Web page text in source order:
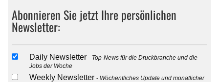
Abonnieren Sie jetzt Ihre persönlichen
Newsletter:
Daily Newsletter
Top-News für die Druckbranche und die
Jobs der Woche
Weekly Newsletter
Wöchentliches Update und monatlicher